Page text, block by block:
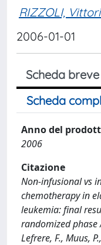
RIZZOLI,
2006-01-01
Scheda breve
Scheda
Anno del
2006
Citazione
Non-infusional vs
chemotherapy in
leukemia: final
randomized phase
Lefrere, F., Muus,